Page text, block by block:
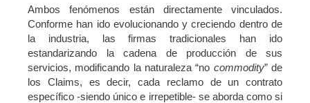
Ambos fenómenos están directamente vinculados.
Conforme han ido evolucionando y creciendo dentro de
la industria, las firmas tradicionales han ido
estandarizando la cadena de producción de sus
servicios, modificando la naturaleza “no commodity” de
los Claims, es decir, cada reclamo de un contrato
específico -siendo único e irrepetible- se aborda como si